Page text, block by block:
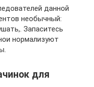
данной
необычный:
Запаситесь
нормализуют
для